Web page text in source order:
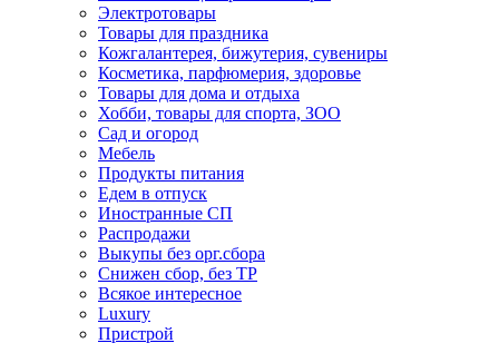
Электротовары
Товары для праздника
Кожгалантерея, бижутерия, сувениры
Косметика, парфюмерия, здоровье
Товары для дома и отдыха
Хобби, товары для спорта, ЗОО
Сад и огород
Мебель
Продукты питания
Едем в отпуск
Иностранные СП
Распродажи
Выкупы без орг.сбора
Снижен сбор, без ТР
Всякое интересное
Luxury
Пристрой